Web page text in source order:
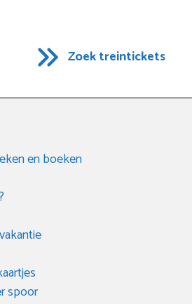
Zoek treintickets
en boeken
spoor